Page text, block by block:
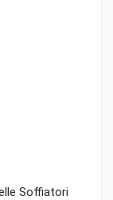
Soffiatori